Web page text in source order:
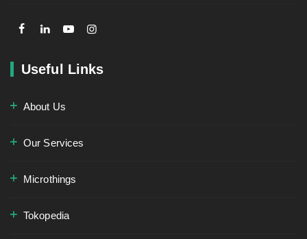
Useful Links
About Us
Our Services
Microthings
Tokopedia